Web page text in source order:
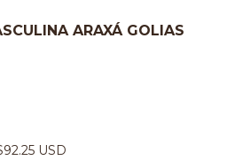
ARAXÁ GOLIAS
USD